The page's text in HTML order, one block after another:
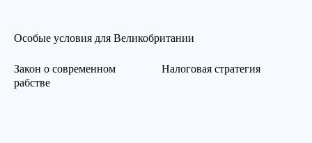
Особые условия для Великобритании
Закон о современном
рабстве
Налоговая стратегия